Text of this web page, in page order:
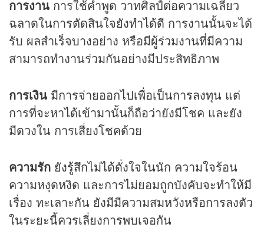
การงาน การใช้คำพูด วาทศิลป์ต่อความเฉลียว
ฉลาดในการตัดสินใจยังทำได้ดี การงานนั้นจะได้
รับ ผลสำเร็จบางอย่าง หรือมีผู้ร่วมงานที่มีความ
สามารถทำงานร่วมกันอย่างมีประสิทธิภาพ
การเงิน มีการจ่ายออกไปเพื่อเป็นการลงทุน แต่
การที่จะหาได้เข้ามานั้นก็ถือว่ายังมีโชค และยัง
มีดวงใน การเสี่ยงโชคด้วย
ความรัก ยังรู้สึกไม่ได้ดั่งใจในนัก ความใจร้อน
ความหงุดหงิด และการไม่ยอมถูกบังคับจะทำให้มี
เรื่อง ทะเลาะกัน ยังมีมีความสมหวังหรือการลงตัว
ในระยะนี้ควรเลี่ยงการพบเจอกัน